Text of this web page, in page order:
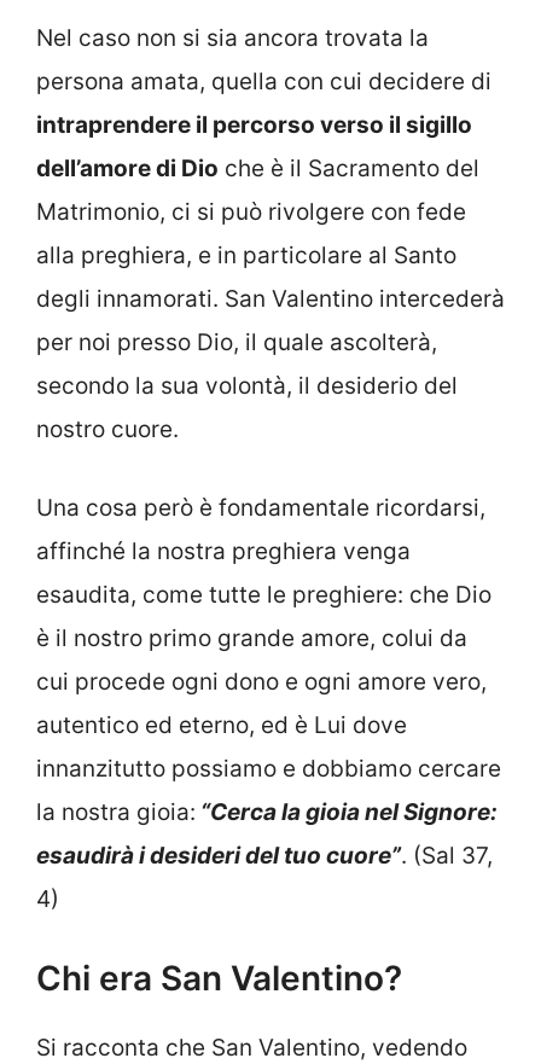
Nel caso non si sia ancora trovata la
persona amata, quella con cui decidere di
intraprendere il percorso verso il sigillo
dell’amore di Dio che è il Sacramento del
Matrimonio, ci si può rivolgere con fede
alla preghiera, e in particolare al Santo
degli innamorati. San Valentino intercederà
per noi presso Dio, il quale ascolterà,
secondo la sua volontà, il desiderio del
nostro cuore.
Una cosa però è fondamentale ricordarsi,
affinché la nostra preghiera venga
esaudita, come tutte le preghiere: che Dio
è il nostro primo grande amore, colui da
cui procede ogni dono e ogni amore vero,
autentico ed eterno, ed è Lui dove
innanzitutto possiamo e dobbiamo cercare
la nostra gioia: “Cerca la gioia nel Signore:
esaudirà i desideri del tuo cuore”. (Sal 37,
4)
Chi era San Valentino?
Si racconta che San Valentino, vedendo